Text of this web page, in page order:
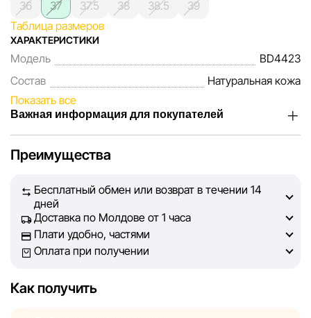
36 37 37.5 38 38.5
39
Таблица размеров
ХАРАКТЕРИСТИКИ
Модель
BD4423
Состав
Натуральная кожа
Показать все
Важная информация для покупателей
наших покупателей. Каждый день мы работаем над тем,
на сайте, была максимально полной, объективной и
актуальной. Наша цель — обеспечить вас достоверной
информацией, чтобы вы смогли принять лучшее
решение о покупке.
не может гарантировать абсолютную точность всех
Преимущества
Бесплатный обмен или возврат в течении 14
дней
Доставка по Молдове от 1 часа
Плати удобно, частями
Оплата при получении
Как получить